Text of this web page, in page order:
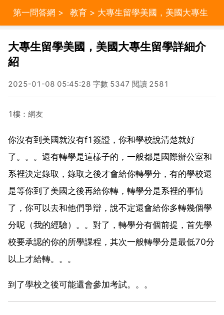
第一問答網 > 教育 > 大專生留學美國，美國大專生
留學詳細介紹
大專生留學美國，美國大專生留學詳細介
紹
2025-01-08 05:45:28 字數 5347 閱讀 2581
1樓：網友
你沒有到美國就沒有f1簽證，你和學校說清楚就好
了。。。還有轉學是這樣子的，一般都是國際辦公室和
系裡決定錄取，錄取之後才會給你轉學分，有的學校還
是等你到了美國之後再給你轉，轉學分是系裡的事情
了，你可以去和他們爭辯，說不定還會給你多轉幾個學
分呢（我的經驗）。。對了，轉學分有個前提，首先學
校要承認的你的所學課程，其次一般轉學分是最低70分
以上才給轉。。。
到了學校之後可能還會參加考試。。。